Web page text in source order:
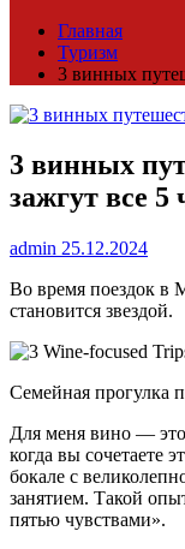
Главная
Туризм
3 винных
3 винных
зажгут все 5
admin 25.12.2024
Во время поездок в
становится звездой.
Семейная прогулка
Для меня вино — это
когда вы сочетаете
бокале с
занятием. Такой
пятью чувствами».